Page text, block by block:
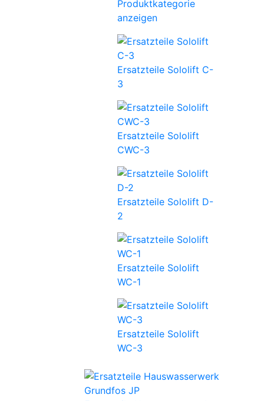
Produktkategorie
anzeigen
Ersatzteile Sololift C-
3
Ersatzteile Sololift
CWC-3
Ersatzteile Sololift D-
2
Ersatzteile Sololift
WC-1
Ersatzteile Sololift
WC-3